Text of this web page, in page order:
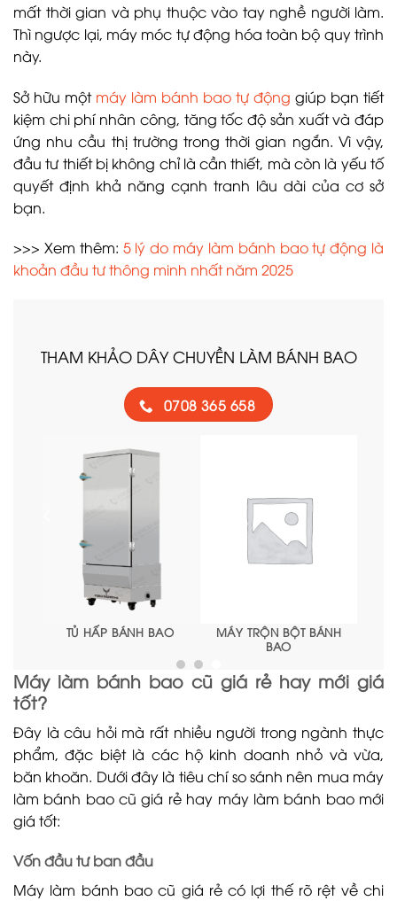
mất thời gian và phụ thuộc vào tay nghề người làm.
Thì ngược lại, máy móc tự động hóa toàn bộ quy trình
này.
Sở hữu một máy làm bánh bao tự động giúp bạn tiết
kiệm chi phí nhân công, tăng tốc độ sản xuất và đáp
ứng nhu cầu thị trường trong thời gian ngắn. Vì vậy,
đầu tư thiết bị không chỉ là cần thiết, mà còn là yếu tố
quyết định khả năng cạnh tranh lâu dài của cơ sở
bạn.
>>> Xem thêm: 5 lý do máy làm bánh bao tự động là
khoản đầu tư thông minh nhất năm 2025
THAM KHẢO DÂY CHUYỀN LÀM BÁNH BAO
0708 365 658
MÁY TRỘN BỘT BÁNH
MÁY LÀM BÁNH BAO
Máy làm bánh bao cũ giá rẻ hay mới giá
tốt?
Đây là câu hỏi mà rất nhiều người trong ngành thực
phẩm, đặc biệt là các hộ kinh doanh nhỏ và vừa,
băn khoăn. Dưới đây là tiêu chí so sánh nên mua máy
làm bánh bao cũ giá rẻ hay máy làm bánh bao mới
giá tốt:
Vốn đầu tư ban đầu
Máy làm bánh bao cũ giá rẻ có lợi thế rõ rệt về chi